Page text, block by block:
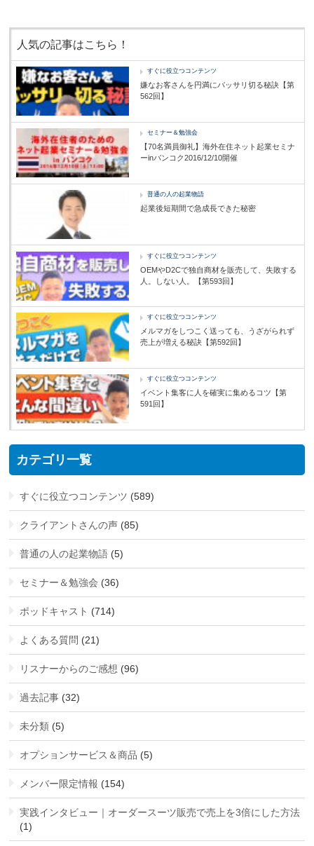
人気の記事はこちら！
すぐに役立つコンテンツ
嫌なお客さんを円満にバッサリ切る秘訣【第
562回】
セミナー＆勉強会
【70名満員御礼】海外在住ネット起業セミナ
ーinバンコク2016/12/10開催
普通の人の起業物語
起業後短期間で急成長できた秘密
すぐに役立つコンテンツ
OEMやD2Cで独自商材を販売して、失敗する
人。しない人。【第593回】
すぐに役立つコンテンツ
メルマガをしつこく送っても、うざがられず
売上が増える秘訣【第592回】
すぐに役立つコンテンツ
イベント集客に人を確実に集めるコツ【第
591回】
カテゴリ一覧
すぐに役立つコンテンツ (589)
クライアントさんの声 (85)
普通の人の起業物語 (5)
セミナー＆勉強会 (36)
ポッドキャスト (714)
よくある質問 (21)
リスナーからのご感想 (96)
過去記事 (32)
未分類 (5)
オプションサービス＆商品 (5)
メンバー限定情報 (154)
実践インタビュー｜オーダースーツ販売で売上を3倍にした方法
(1)